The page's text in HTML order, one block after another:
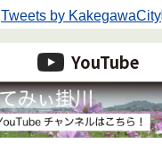
Tweets by KakegawaCity
YouTube